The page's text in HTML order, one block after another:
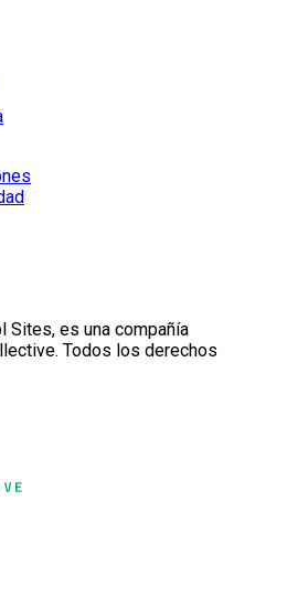
Sites, es una compañía
Todos los derechos